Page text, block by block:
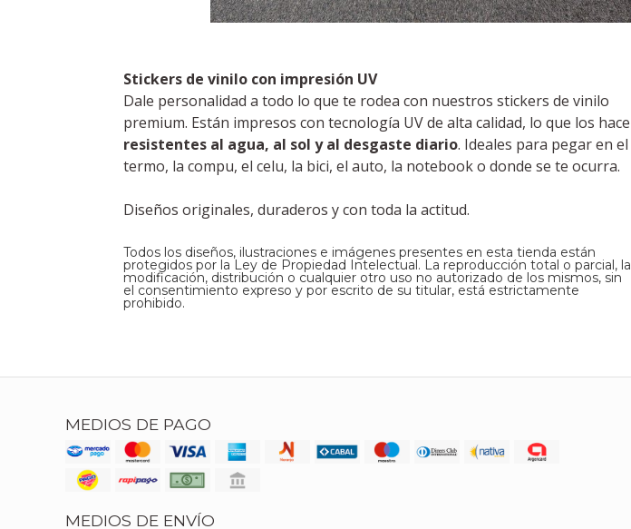
Stickers de vinilo con impresión UV
Dale personalidad a todo lo que te rodea con nuestros stickers de vinilo
premium. Están impresos con tecnología UV de alta calidad, lo que los hace
resistentes al agua, al sol y al desgaste diario. Ideales para pegar en el
termo, la compu, el celu, la bici, el auto, la notebook o donde se te ocurra.
Diseños originales, duraderos y con toda la actitud.
Todos los diseños, ilustraciones e imágenes presentes en esta tienda están
protegidos por la Ley de Propiedad Intelectual. La reproducción total o parcial, la
modificación, distribución o cualquier otro uso no autorizado de los mismos, sin
el consentimiento expreso y por escrito de su titular, está estrictamente
prohibido.
MEDIOS DE PAGO
MEDIOS DE ENVÍO